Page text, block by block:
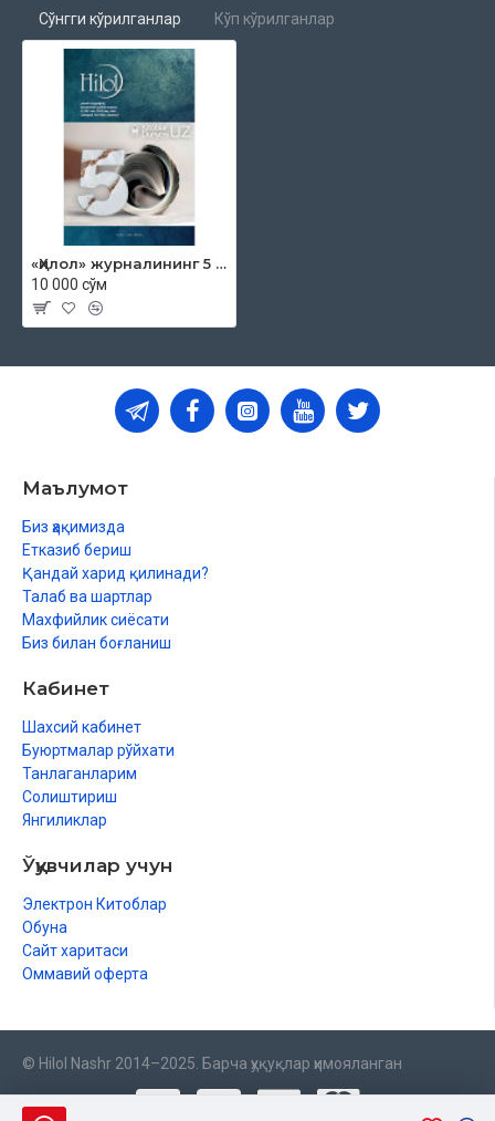
Сўнгги кўрилганлар Кўп кўрилганлар
«Ҳилол» журналининг 5 (50)-сони
10 000 сўм
Маълумот
Биз ҳақимизда
Етказиб бериш
Қандай харид қилинади?
Талаб ва шартлар
Махфийлик сиёсати
Биз билан боғланиш
Кабинет
Шахсий кабинет
Буюртмалар рўйхати
Танлаганларим
Солиштириш
Янгиликлар
Ўқувчилар учун
Электрон Китоблар
Обуна
Сайт харитаси
Оммавий оферта
© Hilol Nashr 2014–2025. Барча ҳуқуқлар ҳимояланган